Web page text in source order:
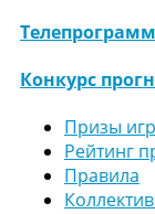
Конкурс
Призы
Рейтинг
Правила